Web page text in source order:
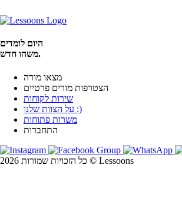
היום לומדים
משהו חדש.
מצאו מורה
הצטרפות מורים פרטיים
שירות לקוחות
על הצוות שלנו :)
משרות פתוחות
התחברות
כל הזכויות שמורות 2026 © Lessoons